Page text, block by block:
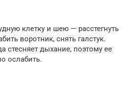
клетку и шею — расстегнуть
воротник, снять галстук.
стесняет дыхание, поэтому ее
ослабить.